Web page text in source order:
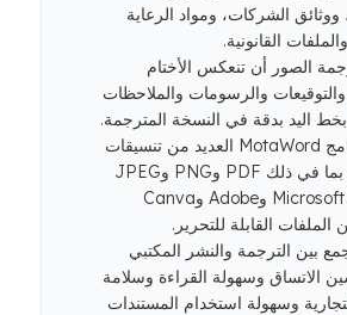
ووثائق الشركات، ومواد الرعاية
القانونية.
الصور أن تنعكس الأختام
والتوقيعات والرسومات والملاحظات
بخط اليد بدقة في النسخة المترجمة.
يدعم برنامج MotaWord العديد من تنسيقات
الملفات، بما في ذلك PDF وPNG وJPEG
وMicrosoft Office وAdobe وCanva
الملفات القابلة للتحرير.
بين الترجمة والنشر المكتبي
الاتساق وسهولة القراءة وسلامة
وسهولة استخدام المستندات